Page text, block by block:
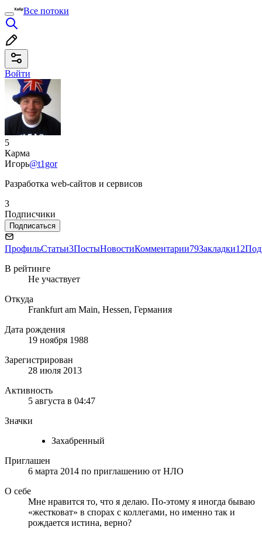
Все потоки
Войти
5
Карма
Игорь@t1gor
Разработка web-сайтов и сервисов
3
Подписчики
Подписаться
ПрофильСтатьи3ПостыНовостиКомментарии79Закладки12
В рейтинге
Не участвует
Откуда
Frankfurt am Main, Hessen, Германия
Дата рождения
19 ноября 1988
Зарегистрирован
28 июля 2013
Активность
5 августа в 04:47
Значки
Захабренный
Приглашен
6 марта 2014 по приглашению от НЛО
О себе
Мне нравится то, что я делаю. По-этому я иногда бываю
«жестковат» в спорах с коллегами, но именно так и
рождается истина, верно?